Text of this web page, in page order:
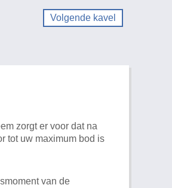
Volgende kavel
zorgt er voor dat na
tot uw maximum bod is
van de